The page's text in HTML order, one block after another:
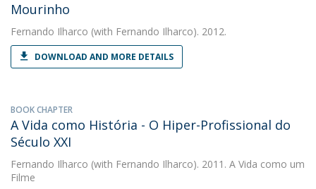
Mourinho
Fernando Ilharco (with Fernando Ilharco). 2012.
DOWNLOAD AND MORE DETAILS
BOOK CHAPTER
A Vida como História - O Hiper-Profissional do
Século XXI
Fernando Ilharco (with Fernando Ilharco). 2011. A Vida como um
Filme